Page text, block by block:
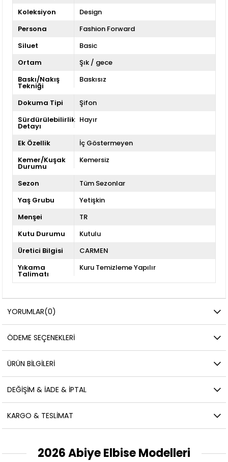
Koleksiyon
Design
Persona
Fashion Forward
Siluet
Basic
Ortam
Şık / gece
Baskı/Nakış
Tekniği
Baskısız
Dokuma Tipi
Şifon
Sürdürülebilirlik
Detayı
Hayır
Ek Özellik
İç Göstermeyen
Kemer/Kuşak
Durumu
Kemersiz
Sezon
Tüm Sezonlar
Yaş Grubu
Yetişkin
Menşei
TR
Kutu Durumu
Kutulu
Üretici Bilgisi
CARMEN
Yıkama
Talimatı
Kuru Temizleme Yapılır
YORUMLAR(0)
ÖDEME SEÇENEKLERI
ÜRÜN BILGILERI
DEĞIŞIM & İADE & İPTAL
KARGO & TESLIMAT
2026 Abiye Elbise Modelleri